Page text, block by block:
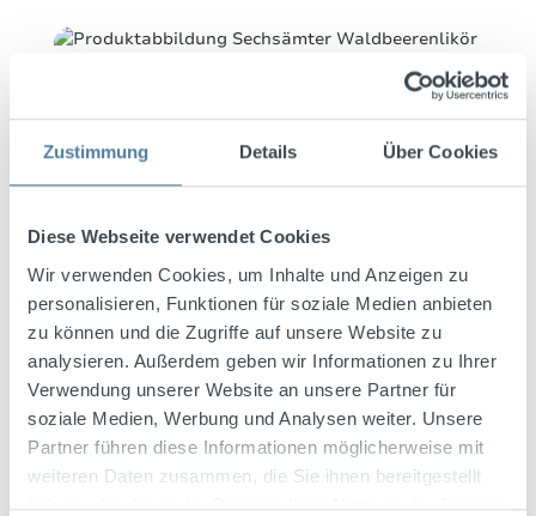
Zustimmung Details Über Cookies
Diese Webseite verwendet Cookies
Wir verwenden Cookies, um Inhalte und Anzeigen zu
personalisieren, Funktionen für soziale Medien anbieten
zu können und die Zugriffe auf unsere Website zu
analysieren. Außerdem geben wir Informationen zu Ihrer
Verwendung unserer Website an unsere Partner für
soziale Medien, Werbung und Analysen weiter. Unsere
Partner führen diese Informationen möglicherweise mit
weiteren Daten zusammen, die Sie ihnen bereitgestellt
haben oder die sie im Rahmen Ihrer Nutzung der Dienste
Sechsämter Waldbeerenlikör
0,7l 28% Vol.
REGULÄRER PREIS:
8,82 €
Preise exkl. MwSt. zzgl. Versandkosten